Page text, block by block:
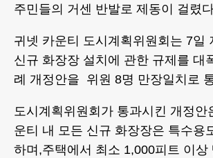
주민들의 거센 반발로 제동이 걸렸
귀넷 카운티 도시계획위원회는 7일
신규 화장장 설치에 관한 규제를 대
례 개정안을 위원 8명 만장일치로
도시계획위원회가 통과시킨 개정안
운티 내 모든 신규 화장장은 특수용
하며,주택에서 최소 1,000피트 이상